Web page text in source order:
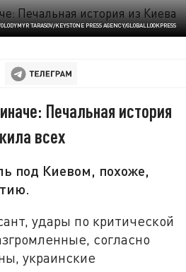
TARASOV/KEYSTONE PRESS AGENCY/GLOBALLOOKPRESS
Печальная история
всех
под Киевом, похоже,
удары по критической
согласно
украинские